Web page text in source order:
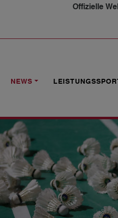
Offizielle
NEWS